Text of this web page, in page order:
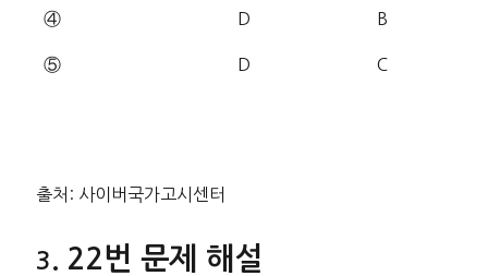
④ D B
⑤ D C
출처: 사이버국가고시센터
22번 문제 해설